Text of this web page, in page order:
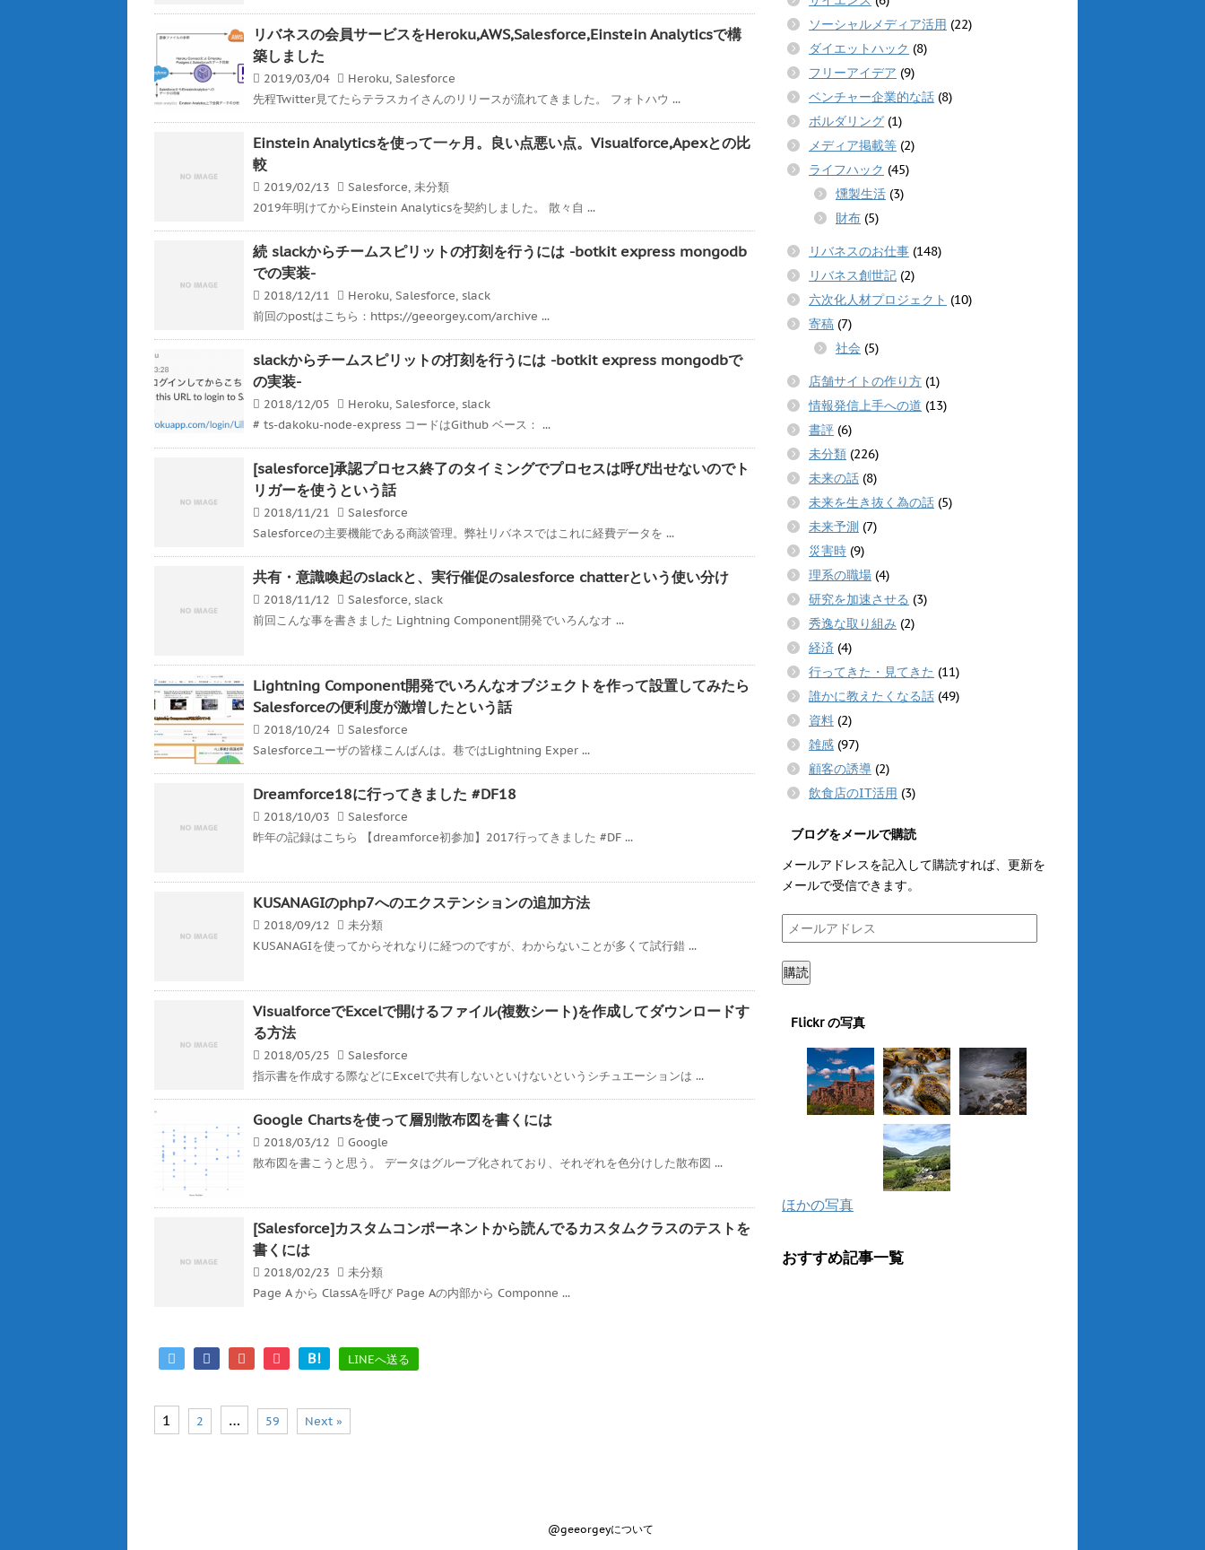
リバネスの会員サービスをHeroku,AWS,Salesforce,Einstein Analyticsで構
築しました
2019/03/04 Heroku, Salesforce
先程Twitter見てたらテラスカイさんのリリースが流れてきました。 フォトハウ ...
Einstein Analyticsを使って一ヶ月。良い点悪い点。Visualforce,Apexとの比
較
2019/02/13 Salesforce, 未分類
2019年明けてからEinstein Analyticsを契約しました。 散々自 ...
続 slackからチームスピリットの打刻を行うには -botkit express mongodb
での実装-
2018/12/11 Heroku, Salesforce, slack
前回のpostはこちら：https://geeorgey.com/archive ...
slackからチームスピリットの打刻を行うには -botkit express mongodbで
の実装-
2018/12/05 Heroku, Salesforce, slack
# ts-dakoku-node-express コードはGithub ベース： ...
[salesforce]承認プロセス終了のタイミングでプロセスは呼び出せないのでト
リガーを使うという話
2018/11/21
Salesforce
Salesforceの主要機能である商談管理。弊社リバネスではこれに経費データを ...
共有・意識喚起のslackと、実行催促のsalesforce chatterという使い分け
2018/11/12 Salesforce, slack
前回こんな事を書きました Lightning Component開発でいろんなオ ...
Lightning Component開発でいろんなオブジェクトを作って設置してみたら
Salesforceの便利度が激増したという話
2018/10/24
Salesforce
Salesforceユーザの皆様こんばんは。巷ではLightning Exper ...
Dreamforce18に行ってきました #DF18
2018/10/03
Salesforce
昨年の記録はこちら 【dreamforce初参加】2017行ってきました #DF ...
KUSANAGIのphp7へのエクステンションの追加方法
2018/09/12
未分類
KUSANAGIを使ってからそれなりに経つのですが、わからないことが多くて試行錯 ...
VisualforceでExcelで開けるファイル(複数シート)を作成してダウンロードす
る方法
2018/05/25
Salesforce
指示書を作成する際などにExcelで共有しないといけないというシチュエーションは ...
Google Chartsを使って層別散布図を書くには
2018/03/12
Google
散布図を書こうと思う。 データはグループ化されており、それぞれを色分けした散布図 ...
[Salesforce]カスタムコンポーネントから読んでるカスタムクラスのテストを
書くには
2018/02/23
未分類
Page A から ClassAを呼び Page Aの内部から Componne ...
B! LINEへ送る
1 2 … 59 Next »
ソーシャルメディア活用 (22)
ダイエットハック (8)
フリーアイデア (9)
ベンチャー企業的な話 (8)
ボルダリング (1)
メディア掲載等 (2)
ライフハック (45)
燻製生活 (3)
財布 (5)
リバネスのお仕事 (148)
リバネス創世記 (2)
六次化人材プロジェクト (10)
寄稿 (7)
社会 (5)
店舗サイトの作り方 (1)
情報発信上手への道 (13)
書評 (6)
未分類 (226)
未来の話 (8)
未来を生き抜く為の話 (5)
未来予測 (7)
災害時 (9)
理系の職場 (4)
研究を加速させる (3)
秀逸な取り組み (2)
経済 (4)
行ってきた・見てきた (11)
誰かに教えたくなる話 (49)
資料 (2)
雑感 (97)
顧客の誘導 (2)
飲食店のIT活用 (3)
ブログをメールで購読
メールアドレスを記入して購読すれば、更新を
メールで受信できます。
メ
ー
ル
ア
レ
購読
Flickr の写真
ほかの写真
おすすめ記事一覧
@geeorgeyについて